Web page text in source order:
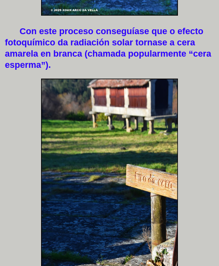
Con este proceso conseguíase que o efecto
fotoquímico da radiación solar tornase a cera
amarela en branca (chamada popularmente “cera
esperma”).